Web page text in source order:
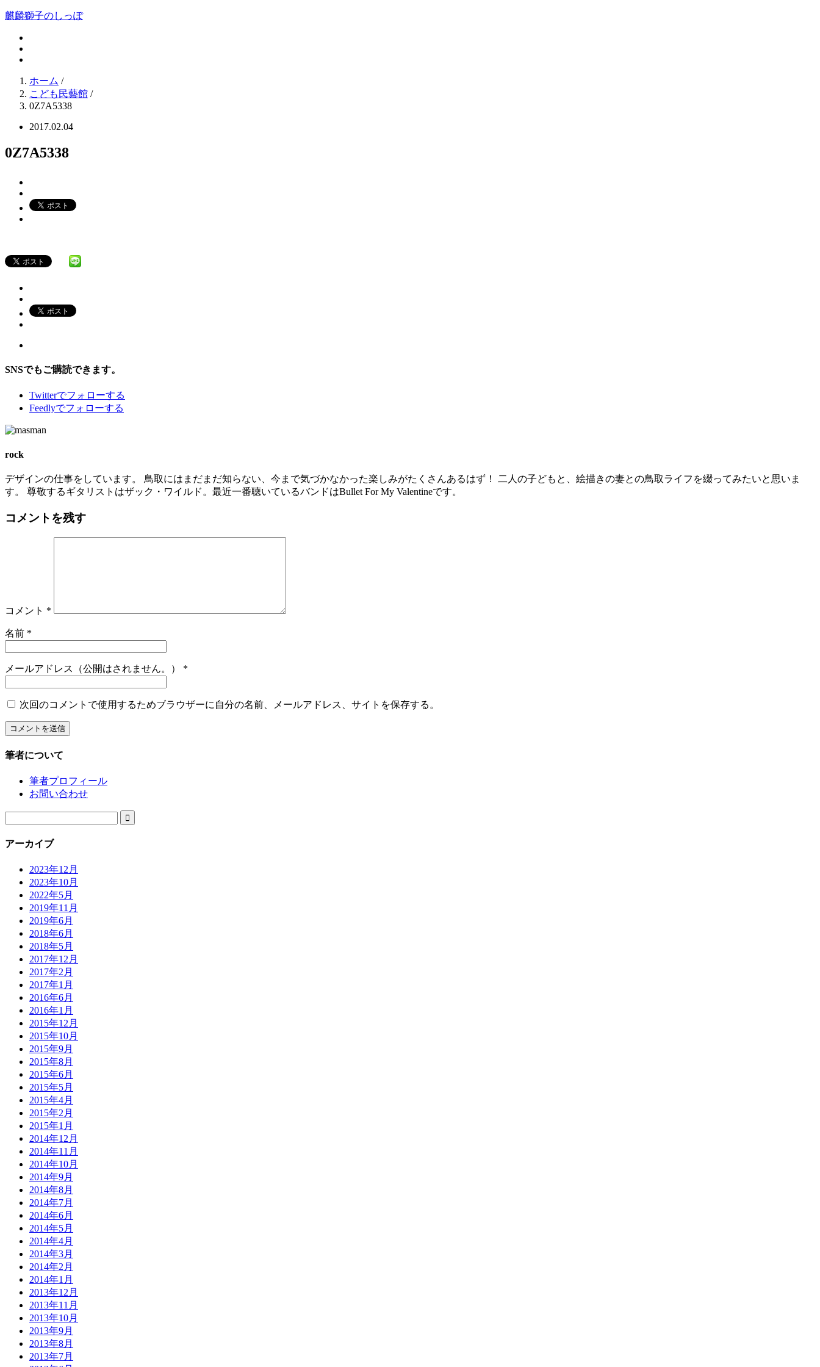
麒麟獅子のしっぽ
ホーム /
こども民藝館 /
0Z7A5338
2017.02.04
0Z7A5338
SNSでもご購読できます。
Twitterでフォローする
Feedlyでフォローする
rock
デザインの仕事をしています。 鳥取にはまだまだ知らない、今まで気づかなかった楽しみがたくさんあるはず！ 二人の子どもと、絵描きの妻との鳥取ライフを綴ってみたいと思いま
す。 尊敬するギタリストはザック・ワイルド。最近一番聴いているバンドはBullet For My Valentineです。
コメントを残す
コメント *
名前 *
メールアドレス（公開はされません。） *
次回のコメントで使用するためブラウザーに自分の名前、メールアドレス、サイトを保存する。
筆者について
筆者プロフィール
お問い合わせ

アーカイブ
2023年12月
2023年10月
2022年5月
2019年11月
2019年6月
2018年6月
2018年5月
2017年12月
2017年2月
2017年1月
2016年6月
2016年1月
2015年12月
2015年10月
2015年9月
2015年8月
2015年6月
2015年5月
2015年4月
2015年2月
2015年1月
2014年12月
2014年11月
2014年10月
2014年9月
2014年8月
2014年7月
2014年6月
2014年5月
2014年4月
2014年3月
2014年2月
2014年1月
2013年12月
2013年11月
2013年10月
2013年9月
2013年8月
2013年7月